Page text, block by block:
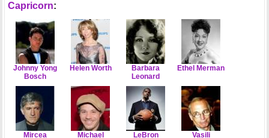
Capricorn:
Johnny Yong
Bosch
Helen Worth
Barbara
Leonard
Ethel Merman
Mircea
Michael
LeBron
Vasili